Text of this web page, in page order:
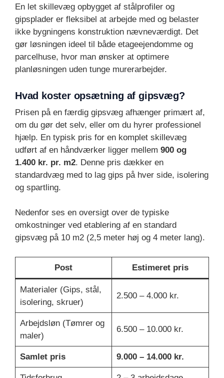
En let skillevæg opbygget af stålprofiler og
gipsplader er fleksibel at arbejde med og belaster
ikke bygningens konstruktion nævneværdigt. Det
gør løsningen ideel til både etageejendomme og
parcelhuse, hvor man ønsker at optimere
planløsningen uden tunge murerarbejder.
Hvad koster opsætning af gipsvæg?
Prisen på en færdig gipsvæg afhænger primært af,
om du gør det selv, eller om du hyrer professionel
hjælp. En typisk pris for en komplet skillevæg
udført af en håndværker ligger mellem 900 og
1.400 kr. pr. m2. Denne pris dækker en
standardvæg med to lag gips på hver side, isolering
og spartling.
Nedenfor ses en oversigt over de typiske
omkostninger ved etablering af en standard
gipsvæg på 10 m2 (2,5 meter høj og 4 meter lang).
Post Estimeret pris
Materialer (Gips, stål,
isolering, skruer)
2.500 – 4.000 kr.
Arbejdsløn (Tømrer og
maler)
6.500 – 10.000 kr.
Samlet pris 9.000 – 14.000 kr.